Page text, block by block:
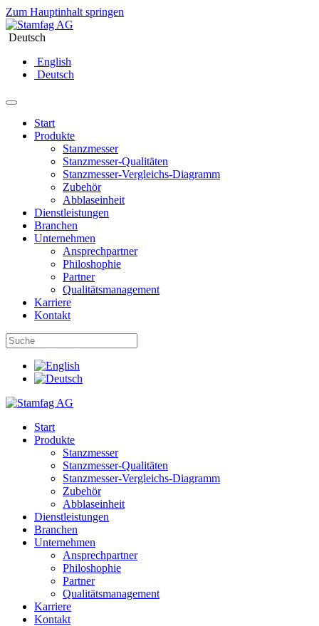
Zum Hauptinhalt springen
Deutsch
English
Deutsch
Start
Produkte
Stanzmesser
Stanzmesser-Qualitäten
Stanzmesser-Vergleichs-Diagramm
Zubehör
Abblaseinheit
Dienstleistungen
Branchen
Unternehmen
Ansprechpartner
Philoshophie
Partner
Qualitätsmanagement
Karriere
Kontakt
Start
Produkte
Stanzmesser
Stanzmesser-Qualitäten
Stanzmesser-Vergleichs-Diagramm
Zubehör
Abblaseinheit
Dienstleistungen
Branchen
Unternehmen
Ansprechpartner
Philoshophie
Partner
Qualitätsmanagement
Karriere
Kontakt